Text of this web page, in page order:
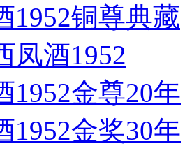
1952铜尊典藏
凤酒1952
1952金尊20年
1952金奖30年